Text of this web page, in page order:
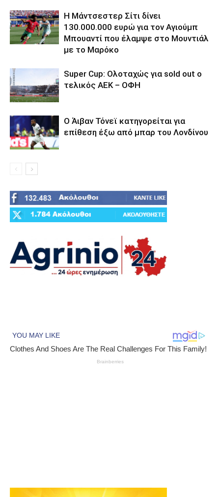
Η Μάντσεστερ Σίτι δίνει
130.000.000 ευρώ για τον Αγιούμπ
Μπουαντί που έλαμψε στο Μουντιάλ
με το Μαρόκο
Super Cup: Ολοταχώς για sold out ο
τελικός ΑΕΚ – ΟΦΗ
Ο Άιβαν Τόνεϊ κατηγορείται για
επίθεση έξω από μπαρ του Λονδίνου